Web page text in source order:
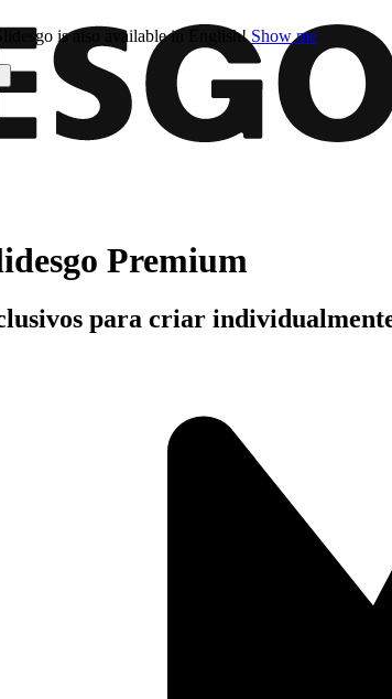
Slidesgo is also available in English! Show me
Premium
para criar